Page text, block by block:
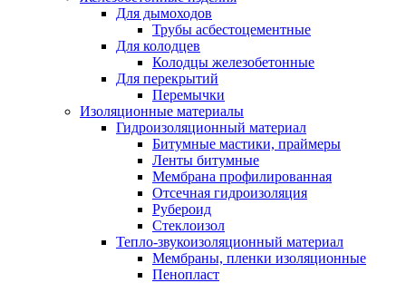
Для дымоходов
Трубы асбестоцементные
Для колодцев
Колодцы железобетонные
Для перекрытий
Перемычки
Изоляционные материалы
Гидроизоляционный материал
Битумные мастики, праймеры
Ленты битумные
Мембрана профилированная
Отсечная гидроизоляция
Рубероид
Стеклоизол
Тепло-звукоизоляционный материал
Мембраны, пленки изоляционные
Пенопласт